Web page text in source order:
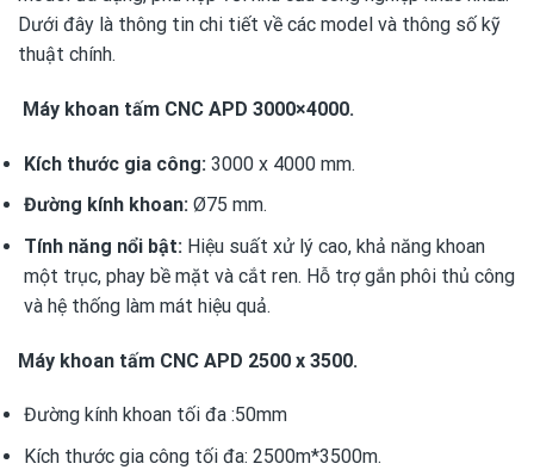
Dưới đây là thông tin chi tiết về các model và thông số kỹ
thuật chính.
Máy khoan tấm CNC APD 3000×4000.
Kích thước gia công:3000 x 4000 mm.
Đường kính khoan:Ø75 mm.
Tính năng nổi bật:Hiệu suất xử lý cao, khả năng khoan
một trục, phay bề mặt và cắt ren. Hỗ trợ gắn phôi thủ công
và hệ thống làm mát hiệu quả.
Máy khoan tấm CNC APD 2500 x 3500.
Đường kính khoan tối đa :50mm
Kích thước gia công tối đa: 2500m*3500m.